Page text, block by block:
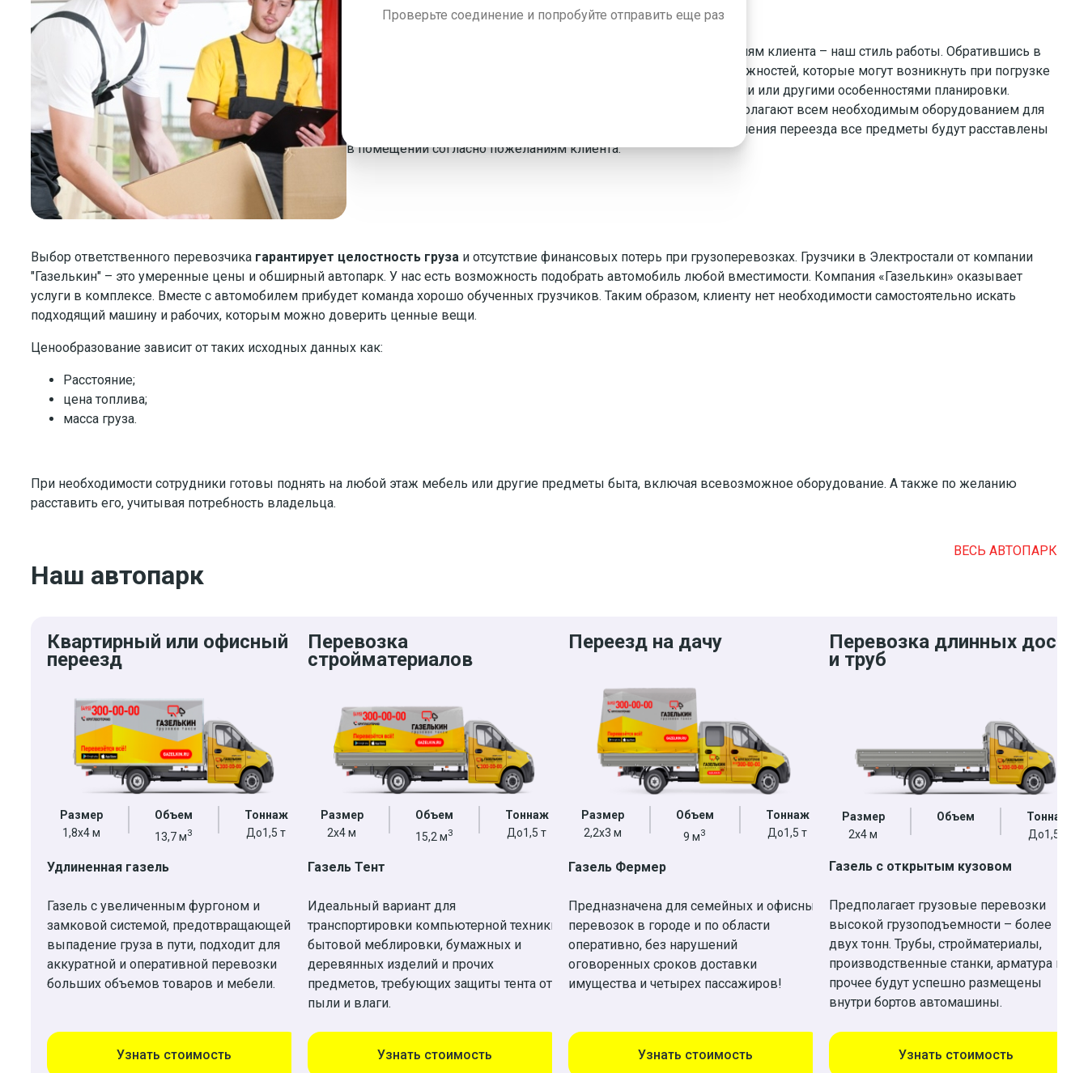
Услуги грузчиков в Электростали
Индивидуальный подход и стремление идти навстречу пожеланиям клиента – наш стиль работы. Обратившись в
компанию «Газелькин» вы можете не переживать по поводу сложностей, которые могут возникнуть при погрузке
в многоэтажных домах, помещениях с узкими входными дверями или другими особенностями планировки.
Бригады грузчиков в Электростали имеют большой опыт и располагают всем необходимым оборудованием для
того чтобы выполнить работу в кратчайшие сроки. После завершения переезда все предметы будут расставлены
в помещении согласно пожеланиям клиента.
Выбор ответственного перевозчика гарантирует целостность груза и отсутствие финансовых потерь при грузоперевозках. Грузчики в Электростали от компании
"Газелькин" – это умеренные цены и обширный автопарк. У нас есть возможность подобрать автомобиль любой вместимости. Компания «Газелькин» оказывает
услуги в комплексе. Вместе с автомобилем прибудет команда хорошо обученных грузчиков. Таким образом, клиенту нет необходимости самостоятельно искать
подходящий машину и рабочих, которым можно доверить ценные вещи.
Ценообразование зависит от таких исходных данных как:
Расстояние;
цена топлива;
масса груза.
При необходимости сотрудники готовы поднять на любой этаж мебель или другие предметы быта, включая всевозможное оборудование. А также по желанию
расставить его, учитывая потребность владельца.
Наш автопарк
ВЕСЬ АВТОПАРК
Квартирный или офисный
переезд
Размер
1,8х4 м
Объем
13,7 м3
Тоннаж
До1,5 т
Удлиненная газель
Газель с увеличенным фургоном и
замковой системой, предотвращающей
выпадение груза в пути, подходит для
аккуратной и оперативной перевозки
больших объемов товаров и мебели.
Узнать стоимость
Перевозка
стройматериалов
Размер
2х4 м
Объем
15,2 м3
Тоннаж
До1,5 т
Газель Тент
Идеальный вариант для
транспортировки компьютерной техники,
бытовой меблировки, бумажных и
деревянных изделий и прочих
предметов, требующих защиты тента от
пыли и влаги.
Узнать стоимость
Переезд на дачу
Размер
2,2х3 м
Объем
9 м3
Тоннаж
До1,5 т
Газель Фермер
Предназначена для семейных и офисных
перевозок в городе и по области
оперативно, без нарушений
оговоренных сроков доставки
имущества и четырех пассажиров!
Узнать стоимость
Перевозка длинных досок
и труб
Размер
2х4 м
Объем
Тоннаж
До1,5 т
Газель с открытым кузовом
Предполагает грузовые перевозки
высокой грузоподъемности – более
двух тонн. Трубы, стройматериалы,
производственные станки, арматура и
прочее будут успешно размещены
внутри бортов автомашины.
Узнать стоимость
Проверьте соединение и попробуйте отправить еще раз